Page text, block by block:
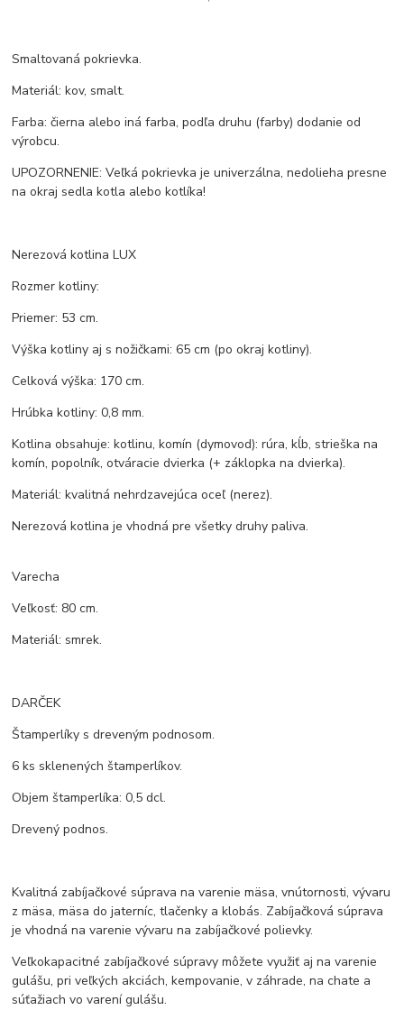
Smaltovaná pokrievka.
Materiál: kov, smalt.
Farba: čierna alebo iná farba, podľa druhu (farby) dodanie od
výrobcu.
UPOZORNENIE: Veľká pokrievka je univerzálna, nedolieha presne
na okraj sedla kotla alebo kotlíka!
Nerezová kotlina LUX
Rozmer kotliny:
Priemer: 53 cm.
Výška kotliny aj s nožičkami: 65 cm (po okraj kotliny).
Celková výška: 170 cm.
Hrúbka kotliny: 0,8 mm.
Kotlina obsahuje: kotlinu, komín (dymovod): rúra, kĺb, strieška na
komín, popolník, otváracie dvierka (+ záklopka na dvierka).
Materiál: kvalitná nehrdzavejúca oceľ (nerez).
Nerezová kotlina je vhodná pre všetky druhy paliva.
Varecha
Veľkosť: 80 cm.
Materiál: smrek.
DARČEK
Štamperlíky s dreveným podnosom.
6 ks sklenených štamperlíkov.
Objem štamperlíka: 0,5 dcl.
Drevený podnos.
Kvalitná zabíjačkové súprava na varenie mäsa, vnútornosti, vývaru
z mäsa, mäsa do jaterníc, tlačenky a klobás. Zabíjačková súprava
je vhodná na varenie vývaru na zabíjačkové polievky.
Veľkokapacitné zabíjačkové súpravy môžete využiť aj na varenie
gulášu, pri veľkých akciách, kempovanie, v záhrade, na chate a
súťažiach vo varení gulášu.